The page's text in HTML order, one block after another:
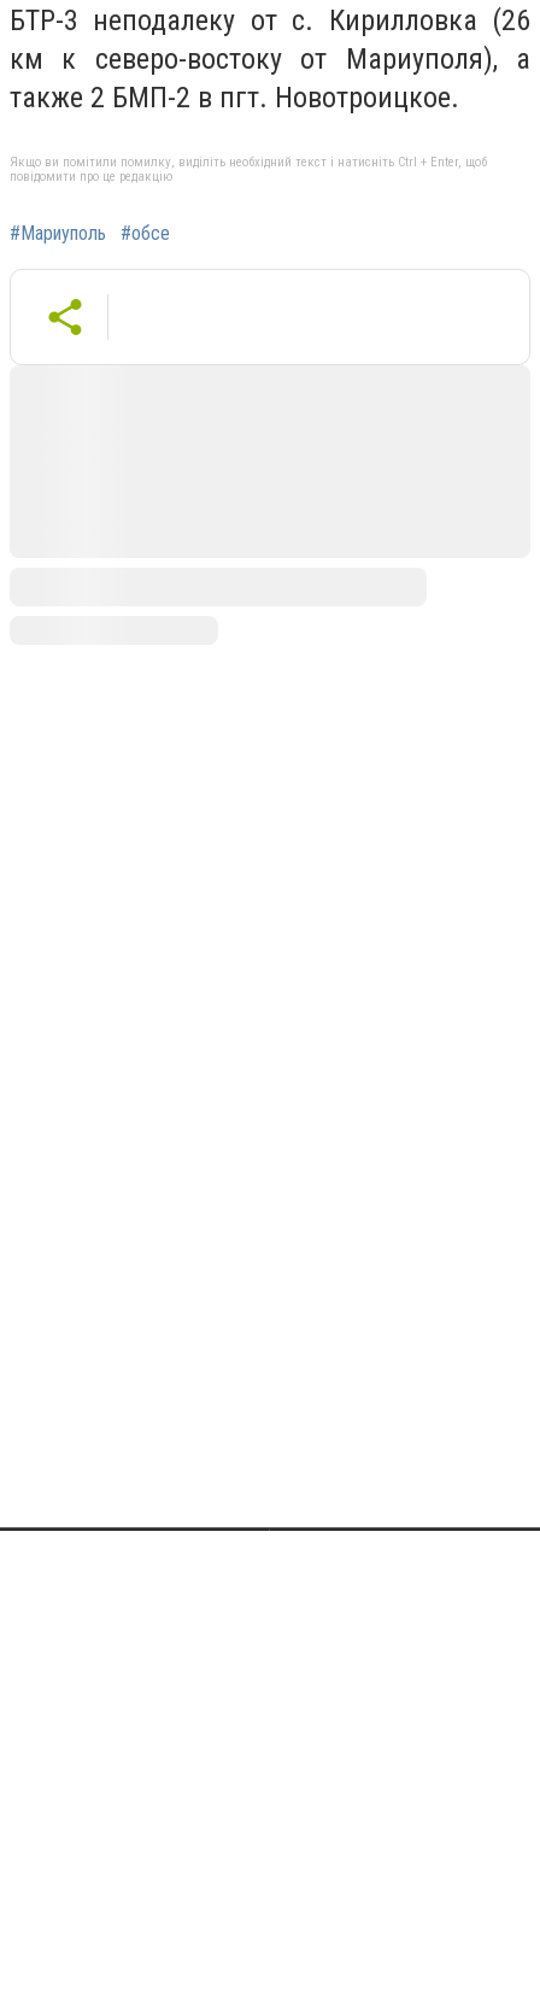
БТР-3 неподалеку от с. Кирилловка (26
км к северо-востоку от Мариуполя), а
также 2 БМП-2 в пгт. Новотроицкое.
Якщо ви помітили помилку, виділіть необхідний текст і натисніть Ctrl + Enter, щоб
повідомити про це редакцію
#Мариуполь #обсе